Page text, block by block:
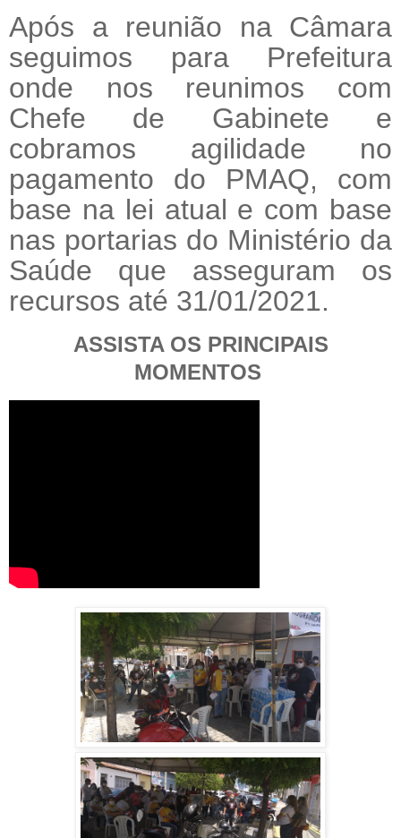
Após a reunião na Câmara
seguimos para Prefeitura
onde nos reunimos com
Chefe de Gabinete e
cobramos agilidade no
pagamento do PMAQ, com
base na lei atual e com base
nas portarias do Ministério da
Saúde que asseguram os
recursos até 31/01/2021.
ASSISTA OS PRINCIPAIS
MOMENTOS